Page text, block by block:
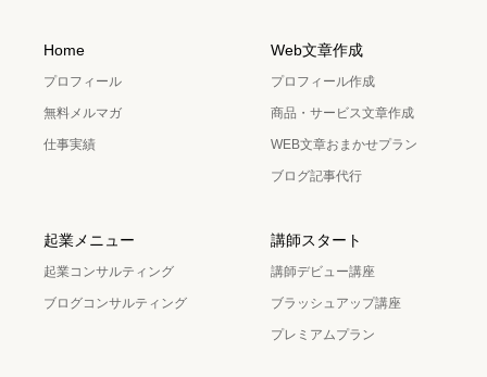
Home
プロフィール
無料メルマガ
仕事実績
Web文章作成
プロフィール作成
商品・サービス文章作成
WEB文章おまかせプラン
ブログ記事代行
起業メニュー
起業コンサルティング
ブログコンサルティング
講師スタート
講師デビュー講座
ブラッシュアップ講座
プレミアムプラン